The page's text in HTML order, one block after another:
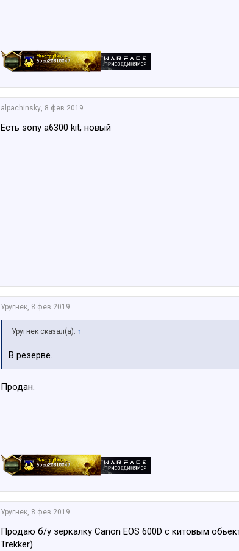
alpachinsky, 8 фев 2019
Есть sony a6300 kit, новый
Уругнек, 8 фев 2019
Уругнек сказал(а): ↑
В резерве.
Продан.
Уругнек, 8 фев 2019
Продаю б/у зеркалку Canon EOS 600D c китовым
Trekker)